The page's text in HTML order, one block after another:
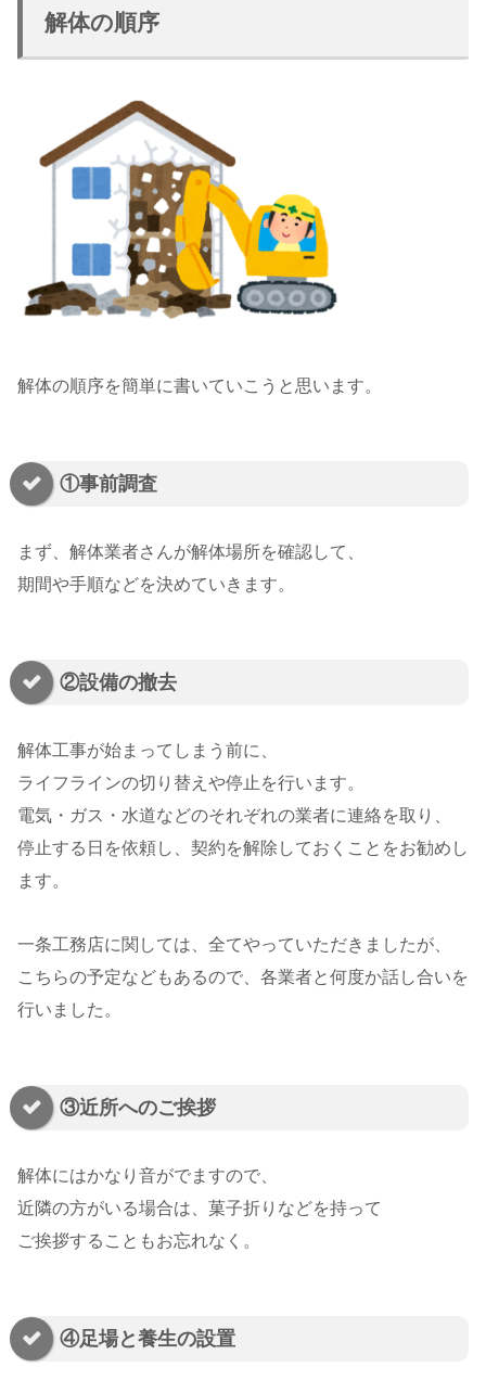
解体の順序
解体の順序を簡単に書いていこうと思います。
①事前調査
まず、解体業者さんが解体場所を確認して、
期間や手順などを決めていきます。
②設備の撤去
解体工事が始まってしまう前に、
ライフラインの切り替えや停止を行います。
電気・ガス・水道などのそれぞれの業者に連絡を取り、
停止する日を依頼し、契約を解除しておくことをお勧めし
ます。
一条工務店に関しては、全てやっていただきましたが、
こちらの予定などもあるので、各業者と何度か話し合いを
行いました。
③近所へのご挨拶
解体にはかなり音がでますので、
近隣の方がいる場合は、菓子折りなどを持って
ご挨拶することもお忘れなく。
④足場と養生の設置